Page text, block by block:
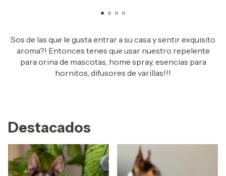
Sos de las que le gusta entrar a su casa y sentir exquisito
aroma?! Entonces tenes que usar nuestro repelente
para orina de mascotas, home spray, esencias para
hornitos, difusores de varillas!!!
Destacados